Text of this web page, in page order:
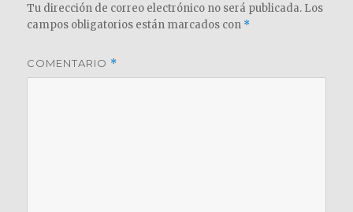
Tu dirección de correo electrónico no será publicada. Los
campos obligatorios están marcados con *
COMENTARIO *